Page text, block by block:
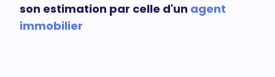
son estimation par celle d'un agent
immobilier